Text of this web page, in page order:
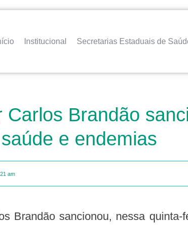
Institucional Secretarias Estaduais de
Carlos Brandão
e endemias
am